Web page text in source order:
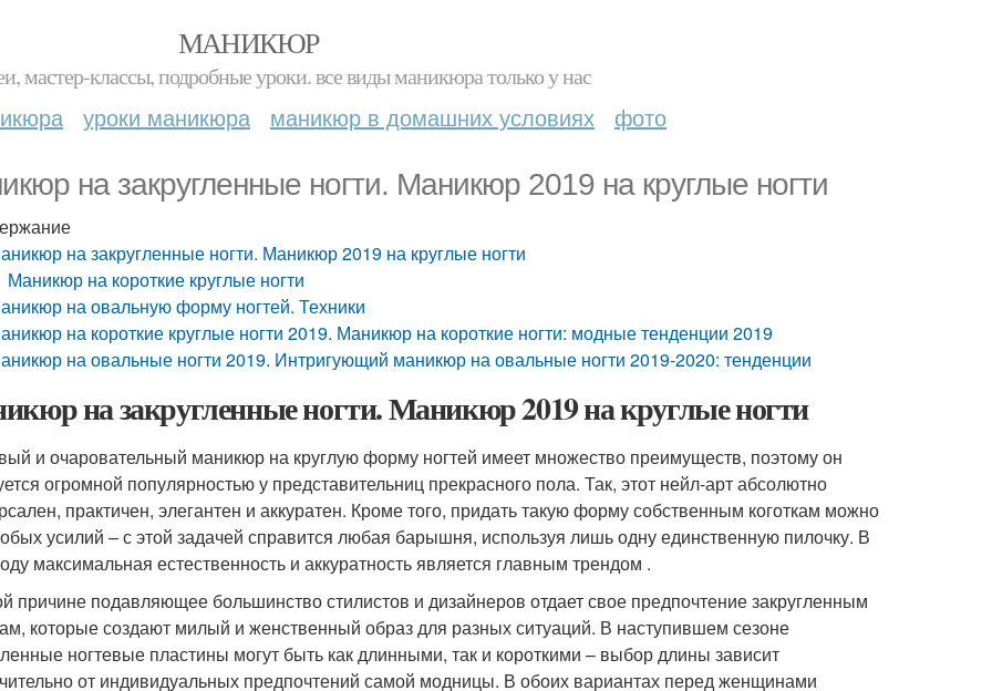
МАНИКЮР
мастер-классы, подробные уроки. все виды маникюра только у нас
уроки маникюра маникюр в домашних условиях фото
на закругленные ногти. Маникюр 2019 на круглые ногти
на закругленные ногти. Маникюр 2019 на круглые ногти
Маникюр на короткие круглые ногти
на овальную форму ногтей. Техники
на короткие круглые ногти 2019. Маникюр на короткие ногти: модные тенденции 2019
на овальные ногти 2019. Интригующий маникюр на овальные ногти 2019-2020: тенденции
на закругленные ногти. Маникюр 2019 на круглые ногти
и очаровательный маникюр на круглую форму ногтей имеет множество преимуществ, поэтому он
огромной популярностью у представительниц прекрасного пола. Так, этот нейл-арт абсолютно
практичен, элегантен и аккуратен. Кроме того, придать такую форму собственным коготкам можно
усилий – с этой задачей справится любая барышня, используя лишь одну единственную пилочку. В
максимальная естественность и аккуратность является главным трендом .
причине подавляющее большинство стилистов и дизайнеров отдает свое предпочтение закругленным
которые создают милый и женственный образ для разных ситуаций. В наступившем сезоне
ногтевые пластины могут быть как длинными, так и короткими – выбор длины зависит
от индивидуальных предпочтений самой модницы. В обоих вариантах перед женщинами